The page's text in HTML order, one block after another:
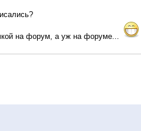
на форум, а уж на форуме...